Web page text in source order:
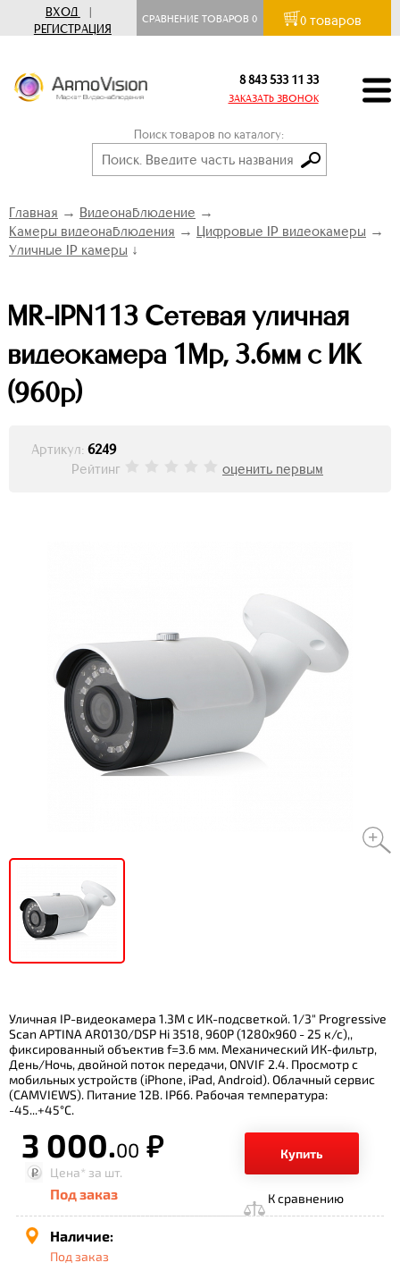
ВХОД
|
РЕГИСТРАЦИЯ
СРАВНЕНИЕ ТОВАРОВ0 0 товаров
8 843 533 11 33
ЗАКАЗАТЬ ЗВОНОК
Поиск товаров по каталогу:
Главная → Видеонаблюдение →
Камеры видеонаблюдения → Цифровые IP видеокамеры →
Уличные IP камеры ↓
MR-IPN113 Сетевая уличная
видеокамера 1Mp, 3.6мм с ИК
(960p)
Артикул: 6249
Рейтинг
оценить первым
Уличная IP-видеокамера 1.3M с ИК-подсветкой. 1/3" Progressive
Scan APTINA AR0130/DSP Hi 3518, 960P (1280х960 - 25 к/с),,
фиксированный объектив f=3.6 мм. Механический ИК-фильтр,
День/Ночь, двойной поток передачи, ONVIF 2.4. Просмотр с
мобильных устройств (iPhone, iPad, Android). Облачный сервис
(CAMVIEWS). Питание 12В. IP66. Рабочая температура:
-45...+45°С.
3 000.00 р.
Купить
Цена* за шт.
Под заказ К сравнению
Наличие:
Под заказ